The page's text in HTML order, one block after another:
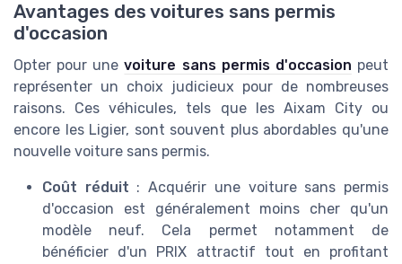
Avantages des voitures sans permis
d'occasion
Opter pour unevoiture sans permis d'occasion peut
représenter un choix judicieux pour de nombreuses
raisons. Ces véhicules, tels que les Aixam City ou
encore les Ligier, sont souvent plus abordables qu'une
nouvelle voiture sans permis.
Coût réduit : Acquérir une voiture sans permis
d'occasion est généralement moins cher qu'un
modèle neuf. Cela permet notamment de
bénéficier d'un PRIX attractif tout en profitant